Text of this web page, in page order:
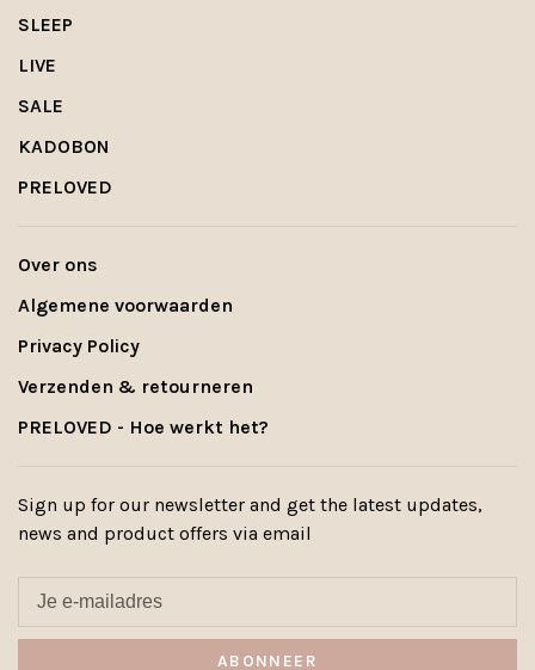
SLEEP
LIVE
SALE
KADOBON
PRELOVED
Over ons
Algemene voorwaarden
Privacy Policy
Verzenden & retourneren
PRELOVED - Hoe werkt het?
Sign up for our newsletter and get the latest updates,
news and product offers via email
ABONNEER